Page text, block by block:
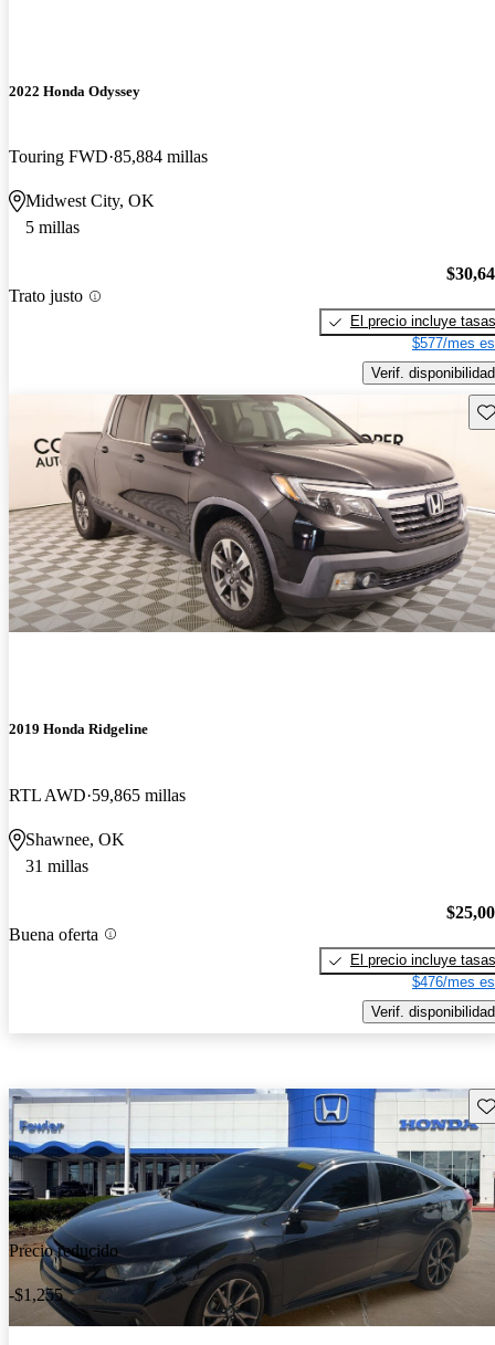
2022 Honda Odyssey
Touring FWD 85,884 millas
Midwest City, OK
5 millas
Trato justo
El precio incluye tasas
$577/mes
Verif. disponibilidad
2019 Honda Ridgeline
RTL AWD 59,865 millas
Shawnee, OK
31 millas
Buena oferta
El precio incluye tasas
$476/mes
Verif. disponibilidad
Precio reducido
-$1,255